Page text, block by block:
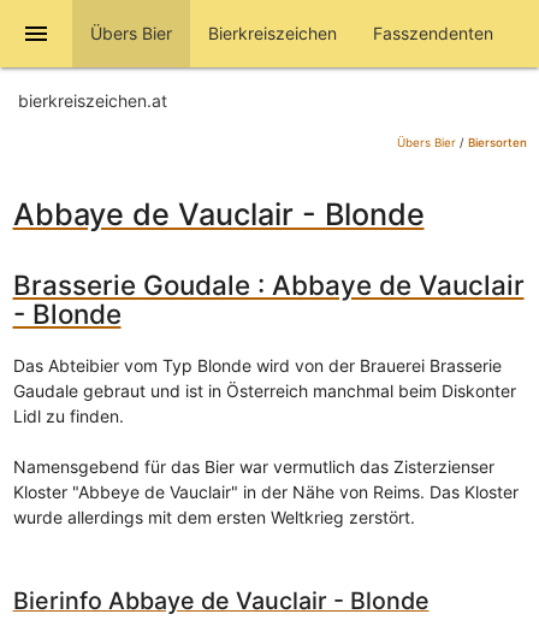
menu Übers Bier Bierkreiszeichen Fasszendenten
bierkreiszeichen.at
Übers Bier/ Biersorten
Abbaye de Vauclair - Blonde
Brasserie Goudale : Abbaye de Vauclair
- Blonde
Das Abteibier vom Typ Blonde wird von der Brauerei Brasserie
Gaudale gebraut und ist in Österreich manchmal beim Diskonter
Lidl zu finden.
Namensgebend für das Bier war vermutlich das Zisterzienser
Kloster "Abbeye de Vauclair" in der Nähe von Reims. Das Kloster
wurde allerdings mit dem ersten Weltkrieg zerstört.
Bierinfo Abbaye de Vauclair - Blonde